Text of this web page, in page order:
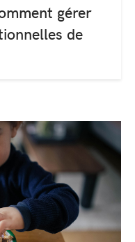
gérer
de